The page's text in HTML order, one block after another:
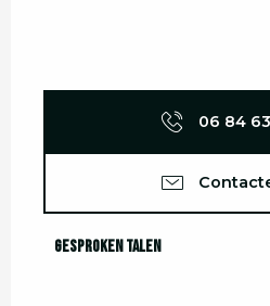
06 84
Gesproken talen
Gesproken talen